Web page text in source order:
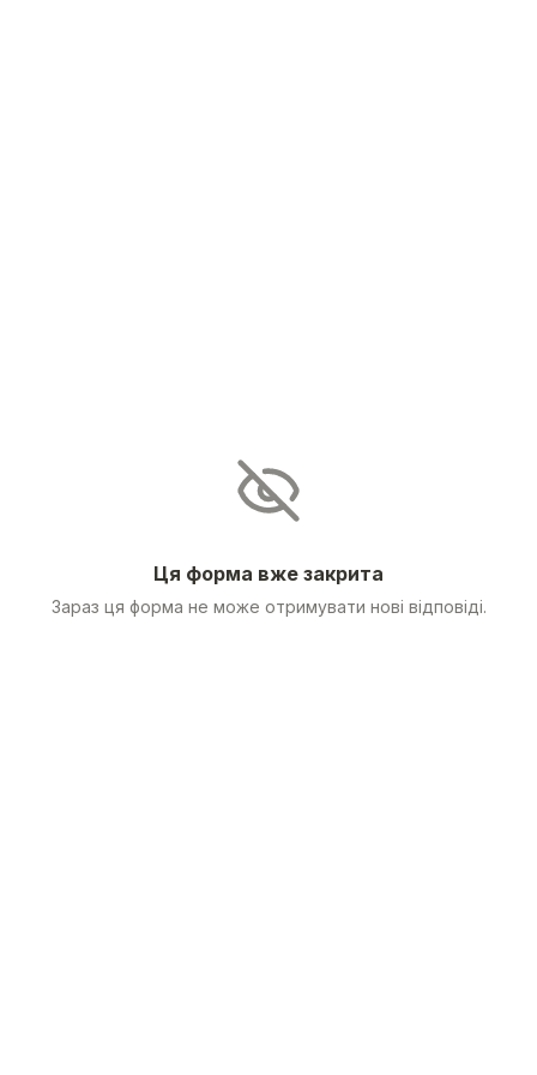
Ця форма вже закрита
Зараз ця форма не може отримувати нові відповіді.